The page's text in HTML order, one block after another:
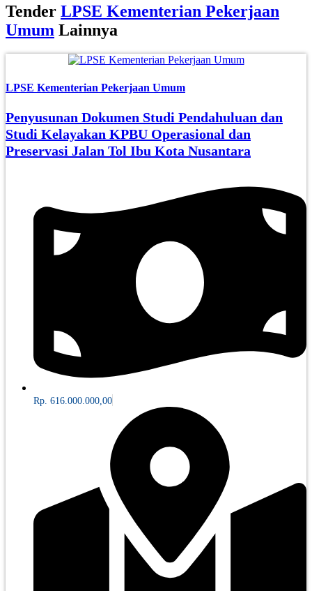
Tender LPSE Kementerian Pekerjaan
Umum Lainnya
LPSE Kementerian Pekerjaan Umum
Penyusunan Dokumen Studi Pendahuluan dan
Studi Kelayakan KPBU Operasional dan
Preservasi Jalan Tol Ibu Kota Nusantara
Rp. 616.000.000,00